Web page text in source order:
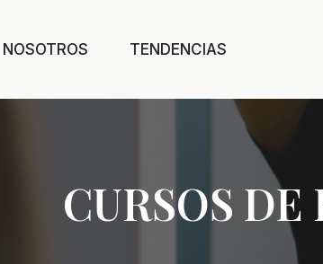
NOSOTROS TENDENCIAS
CURSOS